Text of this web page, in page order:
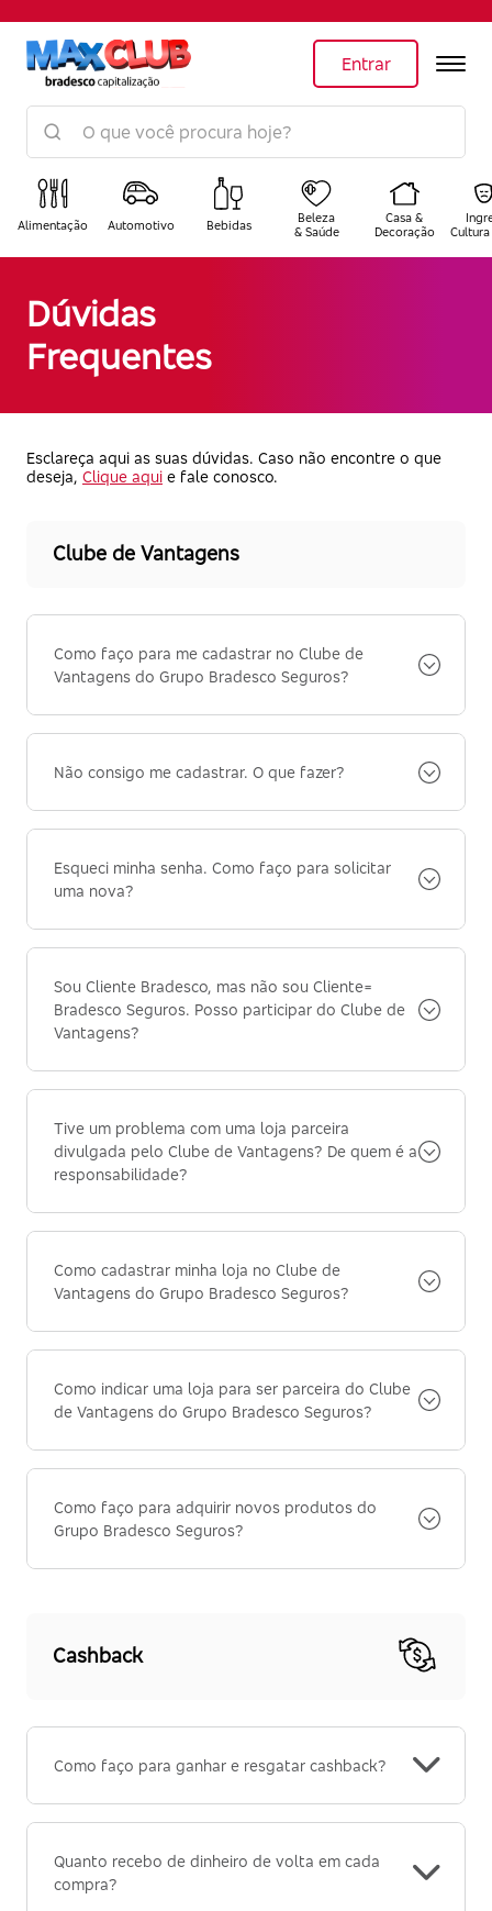
Entrar
Alimentação Automotivo Bebidas
Beleza
& Saúde
Casa &
Decoração
Dúvidas
Frequentes
Esclareça aqui as suas dúvidas. Caso não encontre o que
deseja, Clique aqui e fale conosco.
Clube de Vantagens
Como faço para me cadastrar no Clube de
Vantagens do Grupo Bradesco Seguros?
Não consigo me cadastrar. O que fazer?
Esqueci minha senha. Como faço para solicitar
uma nova?
Sou Cliente Bradesco, mas não sou Cliente=
Bradesco Seguros. Posso participar do Clube de
Vantagens?
Tive um problema com uma loja parceira
divulgada pelo Clube de Vantagens? De quem é a
responsabilidade?
Como cadastrar minha loja no Clube de
Vantagens do Grupo Bradesco Seguros?
Como indicar uma loja para ser parceira do Clube
de Vantagens do Grupo Bradesco Seguros?
Como faço para adquirir novos produtos do
Grupo Bradesco Seguros?
Cashback
Como faço para ganhar e resgatar cashback?
Quanto recebo de dinheiro de volta em cada
compra?